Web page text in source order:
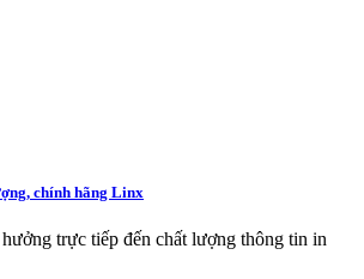
chính hãng Linx
trực tiếp đến chất lượng thông tin in